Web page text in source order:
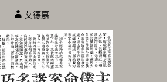
艾德嘉